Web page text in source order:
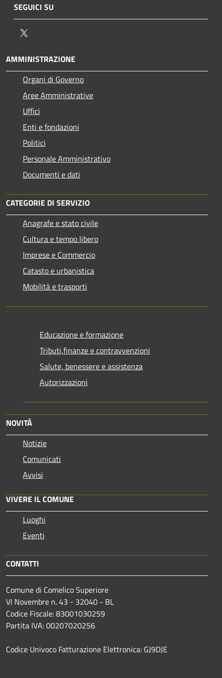
SEGUICI SU
AMMINISTRAZIONE
Organi di Governo
Aree Amministrative
Uffici
Enti e fondazioni
Politici
Personale Amministrativo
Documenti e dati
CATEGORIE DI SERVIZIO
Anagrafe e stato civile
Cultura e tempo libero
Imprese e Commercio
Catasto e urbanistica
Mobilità e trasporti
Educazione e formazione
Tributi,finanze e contravvenzioni
Salute, benessere e assistenza
Autorizzazioni
NOVITÀ
Notizie
Comunicati
Avvisi
VIVERE IL COMUNE
Luoghi
Eventi
CONTATTI
Comune di Comelico Superiore
VI Novembre n. 43 - 32040 - BL
Codice Fiscale: 83001030259
Partita IVA: 00207020256
Codice Univoco Fatturazione Elettronica: GJ9DJE